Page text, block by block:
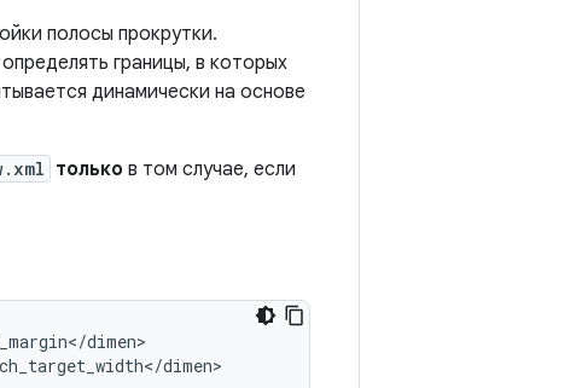
полосы прокрутки.
границы, в которых
динамически на основе
только в том случае, если
</dimen
</dimen